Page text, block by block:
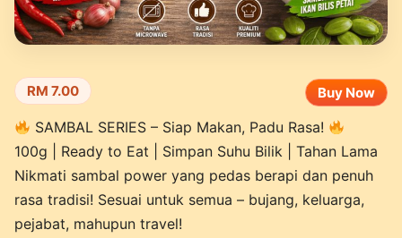
RM 7.00 Buy Now
SAMBAL SERIES – Siap Makan, Padu Rasa!
100g | Ready to Eat | Simpan Suhu Bilik | Tahan Lama
Nikmati sambal power yang pedas berapi dan penuh
rasa tradisi! Sesuai untuk semua – bujang, keluarga,
pejabat, mahupun travel!